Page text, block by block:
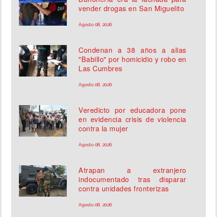
vender drogas en San Miguelito
Agosto 08, 2026
Condenan a 38 años a alias
"Babillo" por homicidio y robo en
Las Cumbres
Agosto 08, 2026
Veredicto por educadora pone
en evidencia crisis de violencia
contra la mujer
Agosto 08, 2026
Atrapan a extranjero
indocumentado tras disparar
contra unidades fronterizas
Agosto 08, 2026